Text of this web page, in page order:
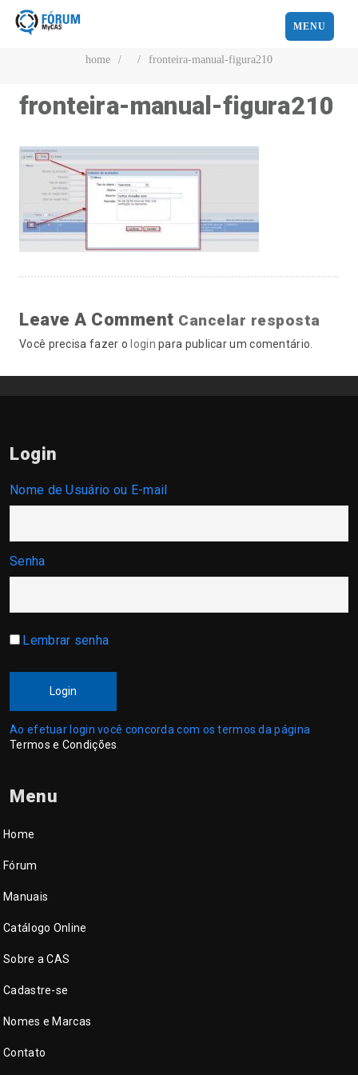
MENU
home / / fronteira-manual-figura210
fronteira-manual-figura210
Leave A Comment Cancelar resposta
Você precisa fazer o login para publicar um comentário.
Login
Nome de Usuário ou E-mail
Senha
Lembrar senha
Login
Ao efetuar login você concorda com os termos da página
Termos e Condições
Menu
Home
Fórum
Manuais
Catálogo Online
Sobre a CAS
Cadastre-se
Nomes e Marcas
Contato